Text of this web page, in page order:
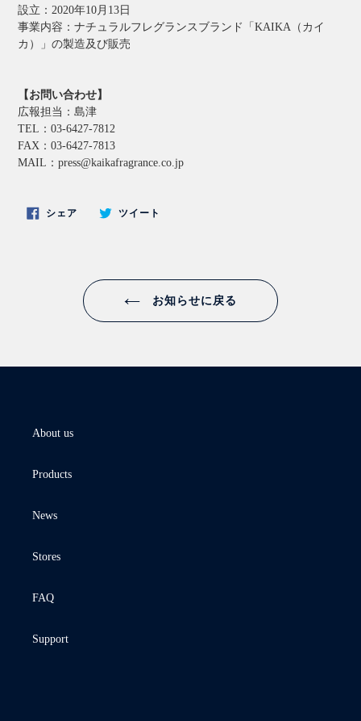
設立：2020年10月13日
事業内容：ナチュラルフレグランスブランド「KAIKA（カイ
カ）」の製造及び販売
【お問い合わせ】
広報担当：島津
TEL：03-6427-7812
FAX：03-6427-7813
MAIL：press@kaikafragrance.co.jp
シェアFACEBOOKツイート
お知らせに戻る
About us
Products
News
Stores
FAQ
Support